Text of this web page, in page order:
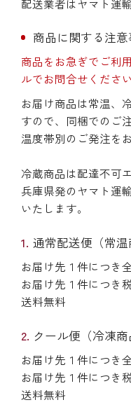
配送業者はヤマト運輸
商品に関する注
商品をお急ぎでご利
ルでお問合せください
お届け商品は常温、
すので、同梱でのご
温度帯別のご発注を
冷蔵商品は配達不可
兵庫県発のヤマト運
いたします。
通常配送便（常温
お届け先１件につき
お届け先１件につき
送料無料
クール便（冷凍商
お届け先１件につき
お届け先１件につき
送料無料